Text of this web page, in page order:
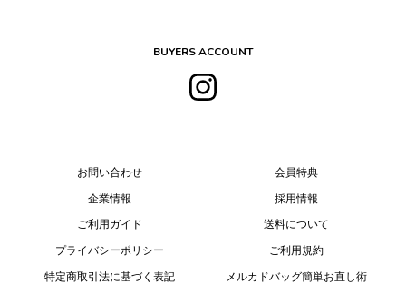
BUYERS ACCOUNT
お問い合わせ
企業情報
ご利用ガイド
プライバシーポリシー
特定商取引法に基づく表記
会員特典
採用情報
送料について
ご利用規約
メルカドバッグ簡単お直し術